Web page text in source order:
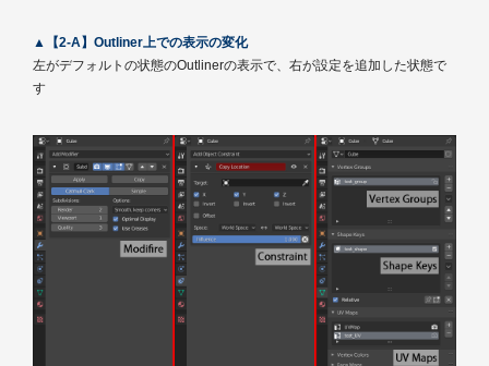
▲【2-A】Outliner上での表示の変化
左がデフォルトの状態のOutlinerの表示で、右が設定を追加した状態で
す